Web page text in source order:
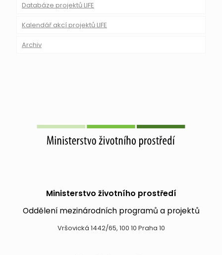
Databáze projektů LIFE
Kalendář akcí projektů LIFE
Archiv
Ministerstvo životního prostředí
Oddělení mezinárodních programů a projektů
Vršovická 1442/65, 100 10 Praha 10